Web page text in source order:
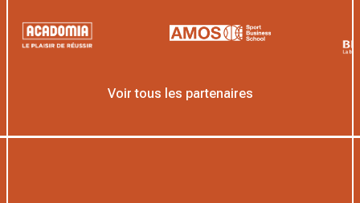
Voir tous les partenaires